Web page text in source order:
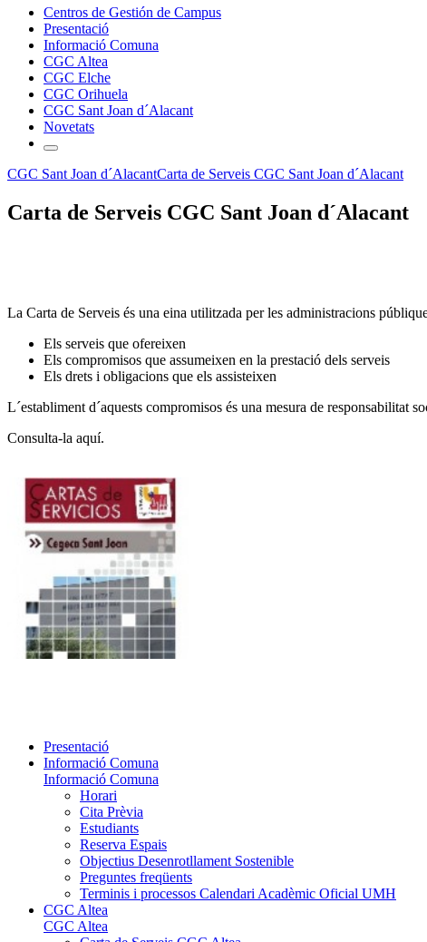
Centros de Gestión de Campus
Presentació
Informació Comuna
CGC Altea
CGC Elche
CGC Orihuela
CGC Sant Joan d´Alacant
Novetats
CGC Sant Joan d´AlacantCarta de Serveis CGC Sant Joan d´Alacant
Carta de Serveis CGC Sant Joan d´Alacant
La Carta de Serveis és una eina utilitzada per les administracions
Els serveis que ofereixen
Els compromisos que assumeixen en la prestació dels serveis
Els drets i obligacions que els assisteixen
L´establiment d´aquests compromisos és una mesura de responsabilitat
Consulta-la aquí.
Presentació
Informació Comuna
Informació Comuna
Horari
Cita Prèvia
Estudiants
Reserva Espais
Objectius Desenrotllament Sostenible
Preguntes freqüents
Terminis i processos Calendari Acadèmic Oficial UMH
CGC Altea
CGC Altea